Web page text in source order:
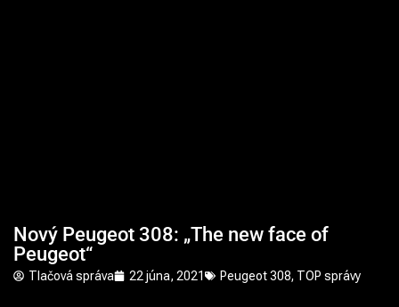
Nový Peugeot 308: „The new face of
Peugeot“
Tlačová správa 22 júna, 2021 Peugeot 308, TOP správy